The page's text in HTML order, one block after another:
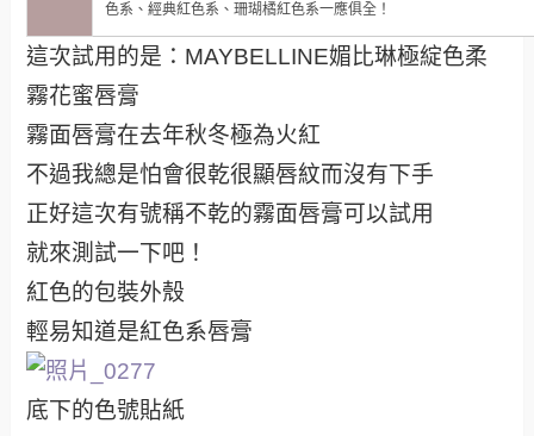
色系、經典紅色系、珊瑚橘紅色系一應俱全！
這次試用的是：MAYBELLINE媚比琳極綻色柔
霧花蜜唇膏
霧面唇膏在去年秋冬極為火紅
不過我總是怕會很乾很顯唇紋而沒有下手
正好這次有號稱不乾的霧面唇膏可以試用
就來測試一下吧！
紅色的包裝外殼
輕易知道是紅色系唇膏
底下的色號貼紙